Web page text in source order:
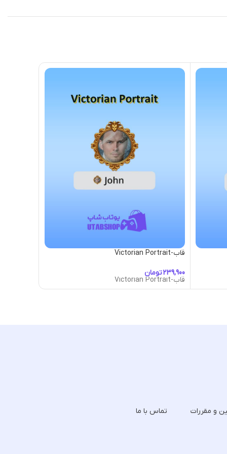
قاب-Victorian Portrait
تومان
قاب-Victorian Portrait
و مقررات تماس با ما